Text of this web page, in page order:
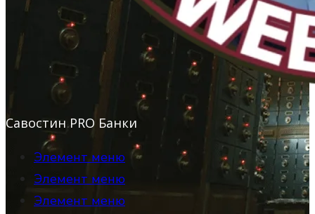
Савостин PRO Банки
Элемент меню
Элемент меню
Элемент меню